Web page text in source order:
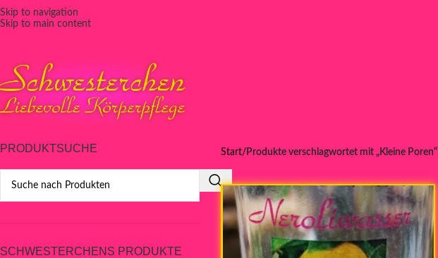
Skip to navigation
Skip to main content
PRODUKTSUCHE
SCHWESTERCHENS PRODUKTE
Start Produkte verschlagwortet mit „Kleine Poren“